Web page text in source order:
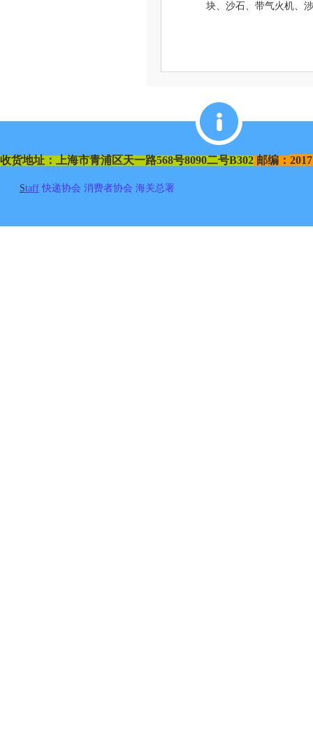
块、沙石、带气火机、
收货地址： 上海市青浦区天一路568号8090二号B302 邮编：
Staff 快递协会 消费者协会 海关总署